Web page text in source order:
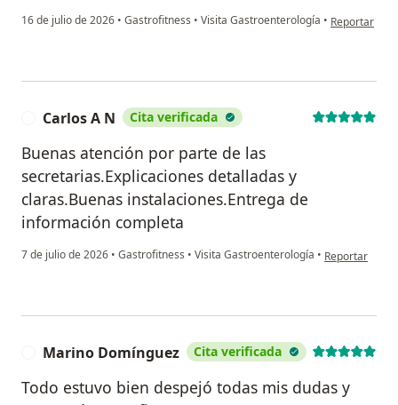
16 de julio de 2026 • Gastrofitness • Visita Gastroenterología • en opinión
Reportar
Carlos A N Cita verificada
Buenas atención por parte de las
secretarias.Explicaciones detalladas y
claras.Buenas instalaciones.Entrega de
información completa
7 de julio de 2026 • Gastrofitness • Visita Gastroenterología • en opinión del
Reportar
Marino Domínguez Cita verificada
Todo estuvo bien despejó todas mis dudas y